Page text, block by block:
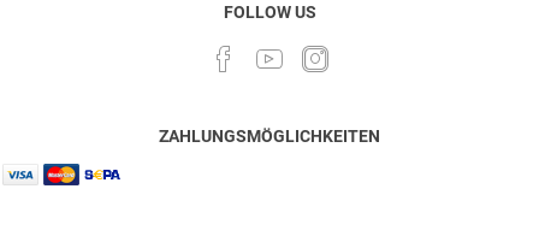
FOLLOW US
ZAHLUNGSMÖGLICHKEITEN